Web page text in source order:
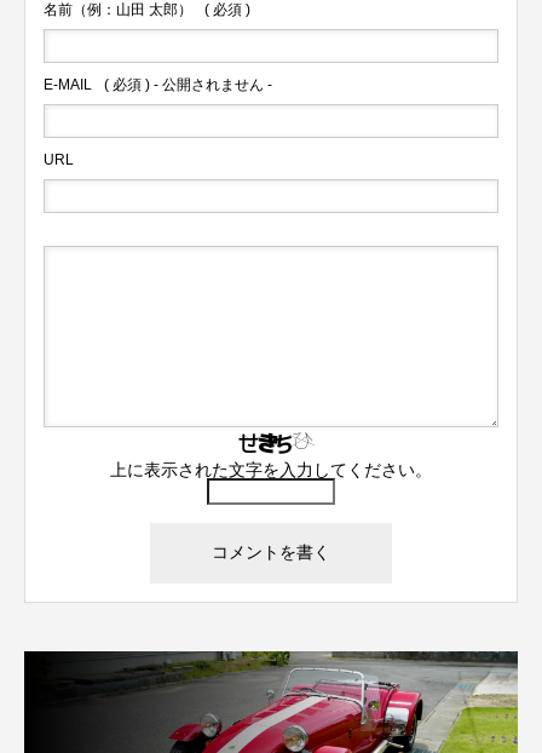
名前（例：山田 太郎） ( 必須 )
E-MAIL ( 必須 ) - 公開されません -
URL
上に表示された文字を入力してください。